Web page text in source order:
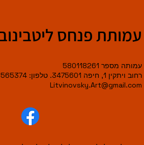
עמותת פנחס
עמותה מספר 580118261
רחוב ויתקין 1, חיפה 3475601. טלפון: 050-8565374.
Litvinovsky.Art@gmail.com